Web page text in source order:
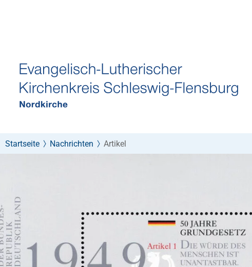
Startseite Nachrichten Artikel